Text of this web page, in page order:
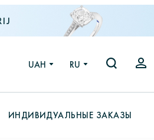
UAH RU
ИНДИВИДУАЛЬНЫЕ ЗАКАЗЫ